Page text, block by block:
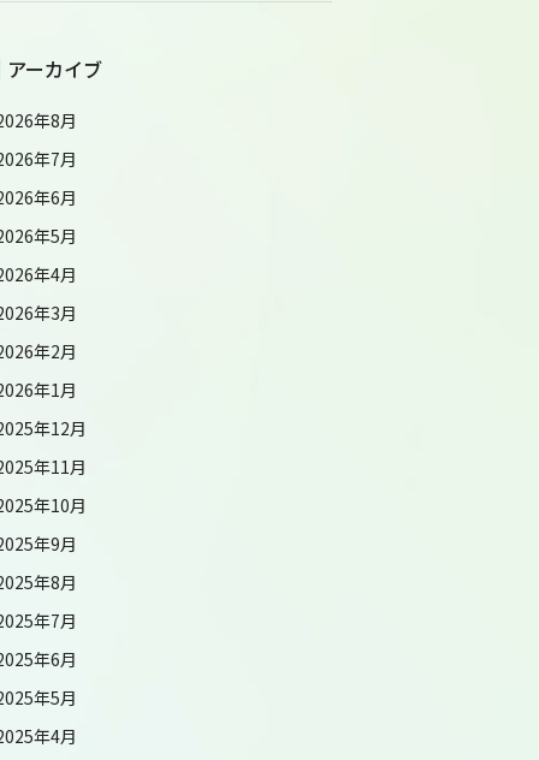
アーカイブ
年8月
年7月
年6月
年5月
年4月
年3月
年2月
年1月
年12月
年11月
年10月
年9月
年8月
年7月
年6月
年5月
年4月